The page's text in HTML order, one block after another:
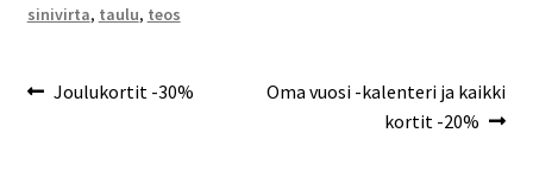
sinivirta, taulu, teos
Artikkelien
Edellinen
Joulukortit -30%
Seuraava
Oma vuosi -kalenteri ja kaikki
kortit -20%